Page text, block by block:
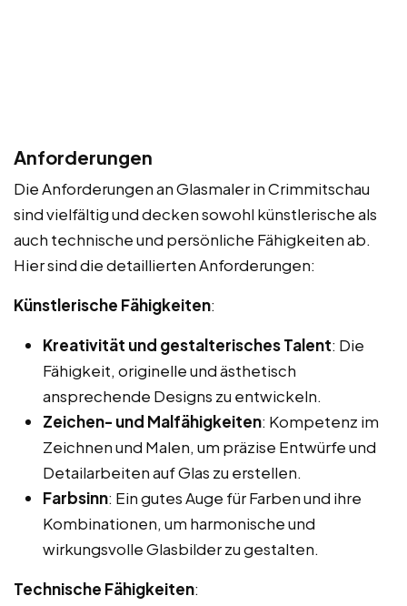
Anforderungen
Die Anforderungen an Glasmaler in Crimmitschau
sind vielfältig und decken sowohl künstlerische als
auch technische und persönliche Fähigkeiten ab.
Hier sind die detaillierten Anforderungen:
Künstlerische Fähigkeiten:
Kreativität und gestalterisches Talent: Die
Fähigkeit, originelle und ästhetisch
ansprechende Designs zu entwickeln.
Zeichen- und Malfähigkeiten: Kompetenz im
Zeichnen und Malen, um präzise Entwürfe und
Detailarbeiten auf Glas zu erstellen.
Farbsinn: Ein gutes Auge für Farben und ihre
Kombinationen, um harmonische und
wirkungsvolle Glasbilder zu gestalten.
Technische Fähigkeiten: